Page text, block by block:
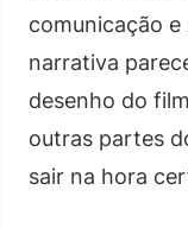
comunicação
narrativa
desenho do
outras partes
sair na hora